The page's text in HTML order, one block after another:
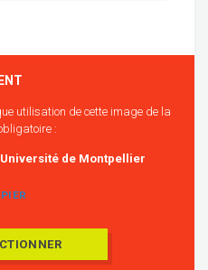
utilisation de cette image de la
:
de Montpellier